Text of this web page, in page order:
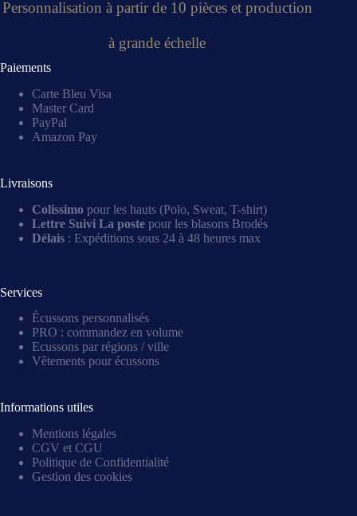
Personnalisation à partir de 10 pièces et production
à grande échelle
Paiements
Carte Bleu Visa
Master Card
PayPal
Amazon Pay
Livraisons
Colissimo pour les hauts (Polo, Sweat, T-shirt)
Lettre Suivi La poste pour les blasons Brodés
Délais : Expéditions sous 24 à 48 heures max
Services
Écussons personnalisés
PRO : commandez en volume
Ecussons par régions / ville
Vêtements pour écussons
Informations utiles
Mentions légales
CGV et CGU
Politique de Confidentialité
Gestion des cookies